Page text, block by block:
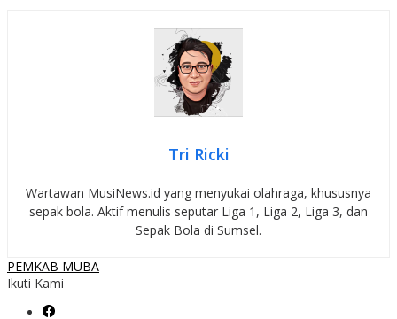
Tri Ricki
Wartawan MusiNews.id yang menyukai olahraga, khususnya
sepak bola. Aktif menulis seputar Liga 1, Liga 2, Liga 3, dan
Sepak Bola di Sumsel.
PEMKAB MUBA
Ikuti Kami